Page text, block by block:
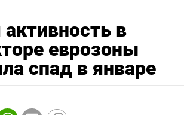
в
еврозоны
спад в январе